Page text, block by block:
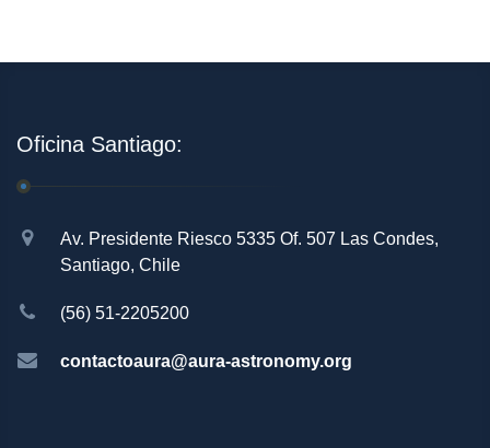
Oficina Santiago:
Av. Presidente Riesco 5335 Of. 507 Las Condes,
Santiago, Chile
(56) 51-2205200
contactoaura@aura-astronomy.org